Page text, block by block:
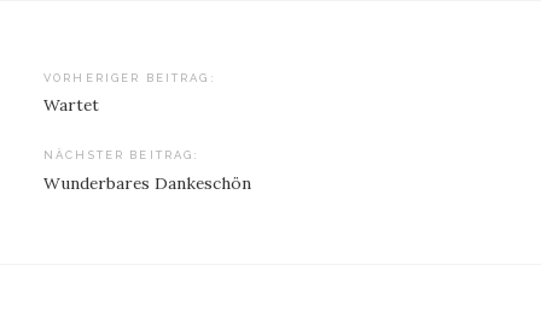
Beitragsnavigation
VORHERIGER BEITRAG:
Wartet
NÄCHSTER BEITRAG:
Wunderbares Dankeschön